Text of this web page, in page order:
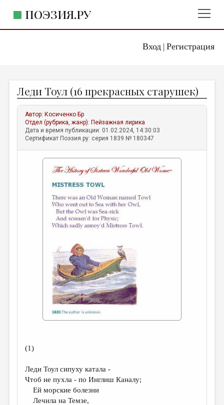
Вход| Регистрация
ПОЭЗИЯ.РУ
ЖАНРЫ
АВТОРЫ
КОММЕНТАРИИ
ЛИТСАЛОН
ПРАВИЛА САЙТА
ОТДЕЛЫ И РУБРИКИ
ИЗБРАННОЕ
ПРОИЗВЕДЕНИЯ
ПЕРЕВОДЫ
КОНКУРСЫ
ДЕТСКАЯ КОМНАТА
ОБЗОР ЛИТЕРАТУРЫ
ОБЪЯВЛЕНИЯ
КОЛОНКА РЕДАКТОРА
Леди Тоул (16 прекрасных старушек)
Автор: Косиченко Бр
Отдел (рубрика, жанр): Пейзажная лирика
Дата и время публикации: 01.02.2024, 14:30:03
Сертификат Поэзия.ру: серия 1839 № 180347
(1)
Леди Тоул cипуху катала -
Чтоб не пухла - по Инглиш Каналу;
Ей морские болезни
Лечила на Темзе,